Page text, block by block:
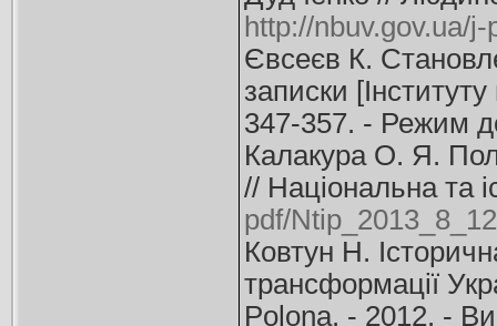
http://nbuv.gov.ua/
Євсеєв К.
записки
347-357. - Режим
Калакура О. Я.
// Національна та
pdf/
Ковтун Н.
трансформації
Polona. - 2012. -